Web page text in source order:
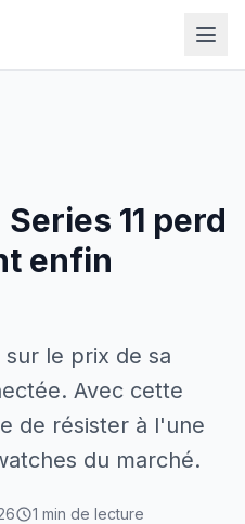
11 perd
enfin
le prix de sa
Avec cette
de résister à l'une
du marché.
1 min de lecture